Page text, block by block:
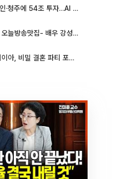
SK하이닉스, 용인·청주에 54조 투자…AI 메모리 생산기지 키운다
'2TV 생생정보' 오늘방송맛집- 배우 강성진 단골! 쌀국수ㆍ푸팟퐁 커리 맛집 '블○○○'
톰 홀랜드♥젠데이아, 비밀 결혼 파티 포착⋯호텔 대관비만 9억